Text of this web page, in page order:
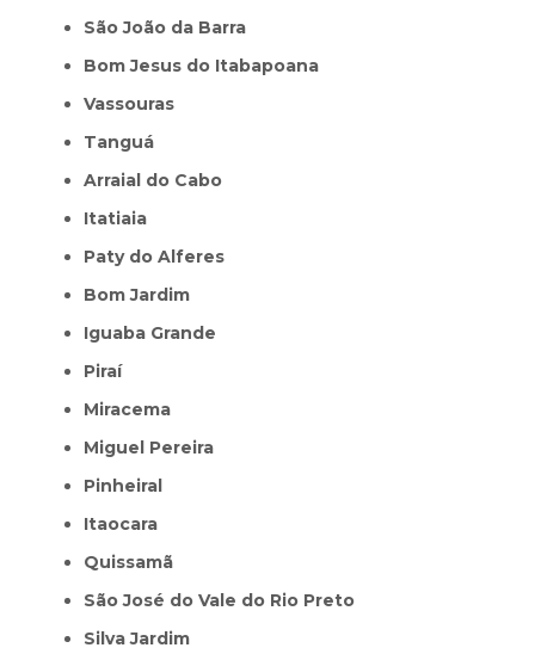
São João da Barra
Bom Jesus do Itabapoana
Vassouras
Tanguá
Arraial do Cabo
Itatiaia
Paty do Alferes
Bom Jardim
Iguaba Grande
Piraí
Miracema
Miguel Pereira
Pinheiral
Itaocara
Quissamã
São José do Vale do Rio Preto
Silva Jardim